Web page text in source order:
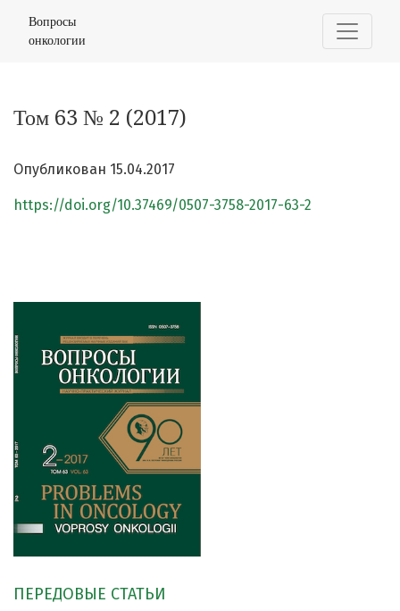
Вопросы
онкологии
Том 63 № 2 (2017)
Опубликован 15.04.2017
https://doi.org/10.37469/0507-3758-2017-63-2
ПЕРЕДОВЫЕ СТАТЬИ